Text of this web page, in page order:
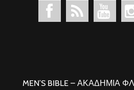
MEN’S BIBLE – ΑΚΑΔΗΜΙΑ